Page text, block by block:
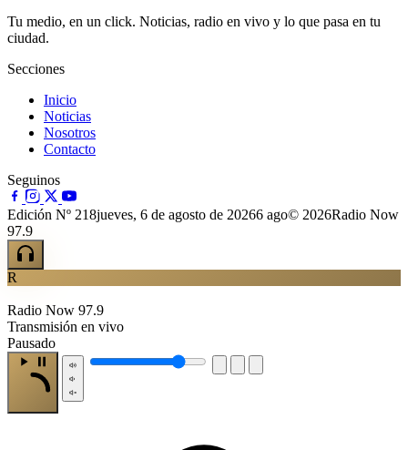
Tu medio, en un click. Noticias, radio en vivo y lo que pasa en tu
ciudad.
Secciones
Inicio
Noticias
Nosotros
Contacto
Seguinos
Edición Nº 218jueves, 6 de agosto de 20266 ago© 2026Radio Now
97.9
R
Radio Now 97.9
Transmisión en vivo
Pausado